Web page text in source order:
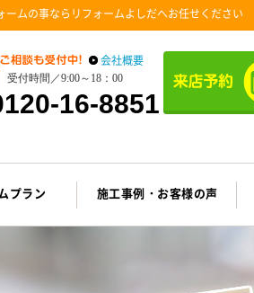
ムの事ならリフォームよしだへお任せください
会社概要
受付時間／9:00～18：00
16-8851
プラン 施工事例・お客様の声